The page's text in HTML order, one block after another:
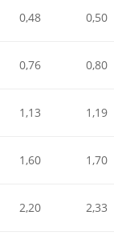
0,48 0,50
0,76 0,80
1,13 1,19
1,60 1,70
2,20 2,33